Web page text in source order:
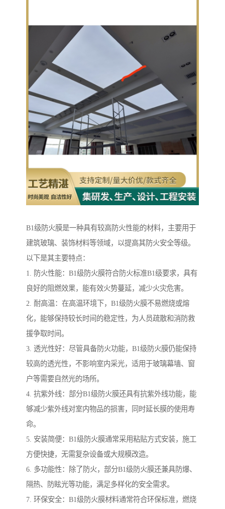
B1级防火膜是一种具有较高防火性能的材料，主要用于
建筑玻璃、装饰材料等领域，以提高其防火安全等级。
以下是其主要特点：
1. 防火性能：B1级防火膜符合防火标准B1级要求，具有
良好的阻燃效果，能有效火势蔓延，减少火灾危害。
2. 耐高温：在高温环境下，B1级防火膜不易燃烧或熔
化，能够保持较长时间的稳定性，为人员疏散和消防救
援争取时间。
3. 透光性好：尽管具备防火功能，B1级防火膜仍能保持
较高的透光性，不影响室内采光，适用于玻璃幕墙、窗
户等需要自然光的场所。
4. 抗紫外线：部分B1级防火膜还具有抗紫外线功能，能
够减少紫外线对室内物品的损害，同时延长膜的使用寿
命。
5. 安装简便：B1级防火膜通常采用粘贴方式安装，施工
方便快捷，无需复杂设备或大规模改造。
6. 多功能性：除了防火，部分B1级防火膜还兼具防爆、
隔热、防眩光等功能，满足多样化的安全需求。
7. 环保安全：B1级防火膜材料通常符合环保标准，燃烧